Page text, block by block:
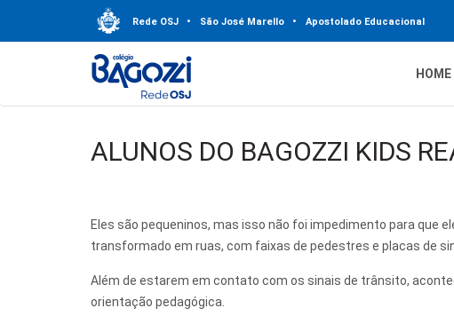
Rede OSJ • São José Marello • Apostolado Educacional
HOME
ALUNOS DO BAGOZZI KIDS
Eles são pequeninos, mas isso não foi impedimento para que
transformado em ruas, com faixas de pedestres e placas de
Além de estarem em contato com os sinais de trânsito,
orientação pedagógica.